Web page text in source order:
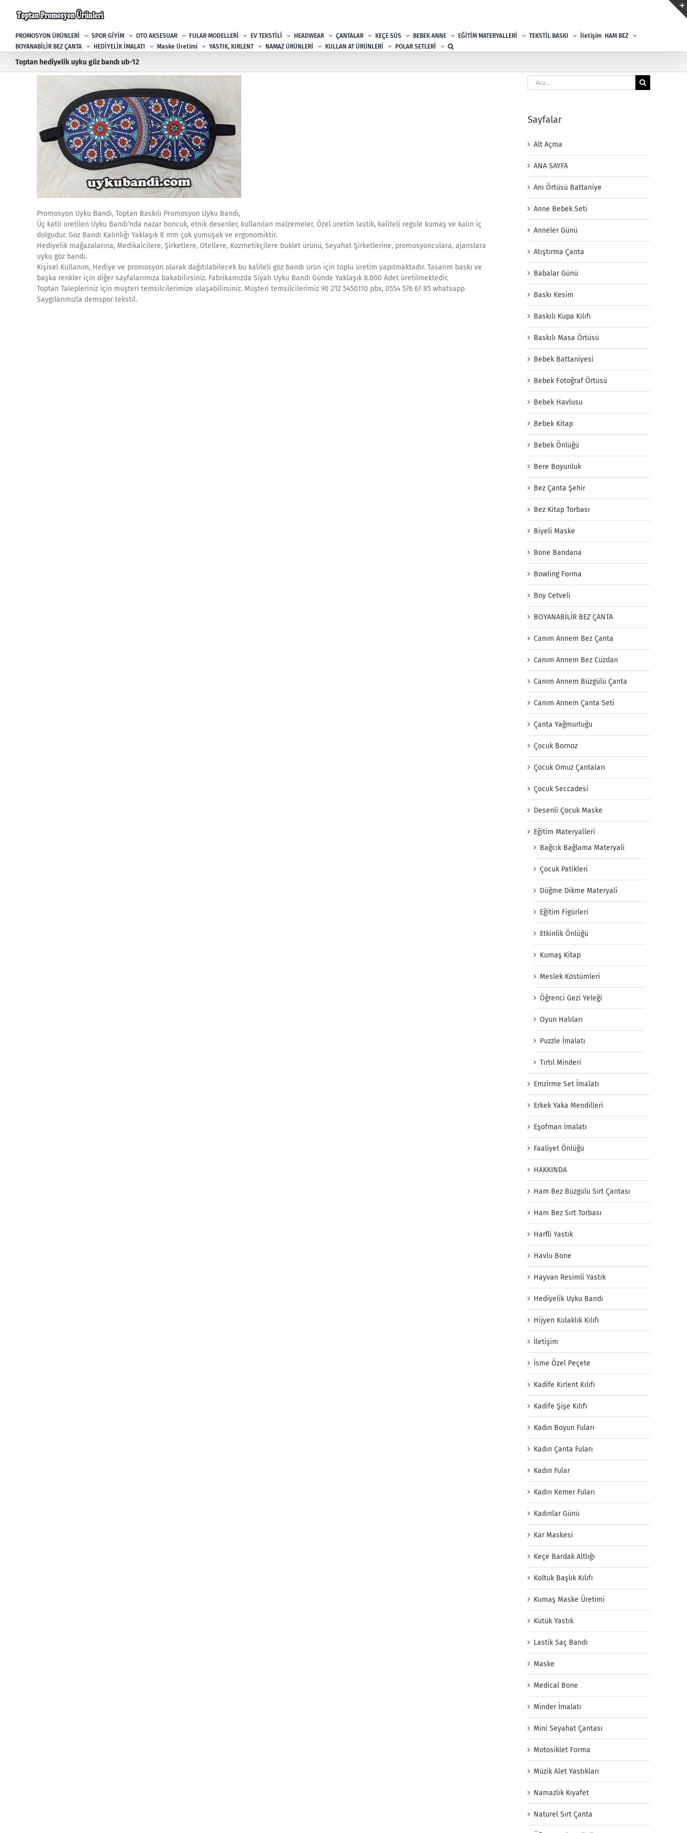
PROMOSYON ÜRÜNLERİ SPOR GİYİM OTO AKSESUAR FULAR MODELLERİ EV TEKSTİLİ HEADWEAR ÇANTALAR KEÇE SÜS BEBEK ANNE EĞİTİM MATERYALLERİ TEKSTİL BASKI İletişim HAM BEZ
BOYANABİLİR BEZ ÇANTA
HEDİYELİK İMALATI Maske Üretimi YASTIK, KIRLENT NAMAZ ÜRÜNLERİ KULLAN AT ÜRÜNLERİ POLAR SETLERİ
Toptan hediyelik uyku göz bandı ub-12
Promosyon Uyku Bandı, Toptan Baskılı Promosyon Uyku Bandı,
Üç katlı üretilen Uyku Bandı‘nda nazar boncuk, etnik desenler, kullanılan malzemeler, Özel üretim lastik, kaliteli regule kumaş ve kalın iç
dolgudur. Göz Bandı Kalınlığı Yaklaşık 8 mm çok yumuşak ve ergonomiktir.
Hediyelik mağazalarına, Medikalcilere, Şirketlere, Otellere, Kozmetikçilere buklet ürünü, Seyahat Şirketlerine, promosyonculara, ajanslara
uyku göz bandı.
Kişisel Kullanım, Hediye ve promosyon olarak dağıtılabilecek bu kaliteli göz bandı ürün için toplu üretim yapılmaktadır. Tasarım baskı ve
başka renkler için diğer sayfalarımıza bakabilirsiniz. Fabrikamızda Siyah Uyku Bandı Günde Yaklaşık 8.000 Adet üretilmektedir.
Toptan Talepleriniz için müşteri temsilcilerimize ulaşabilirsiniz. Müşteri temsilcilerimiz 90 212 5450110 pbx, 0554 576 67 85 whatsapp
Saygılarımızla demspor tekstil.
Ara:
Sayfalar
Alt Açma
ANA SAYFA
Anı Örtüsü Battaniye
Anne Bebek Seti
Anneler Günü
Atıştırma Çanta
Babalar Günü
Baskı Kesim
Baskılı Kupa Kılıfı
Baskılı Masa Örtüsü
Bebek Battaniyesi
Bebek Fotoğraf Örtüsü
Bebek Havlusu
Bebek Kitap
Bebek Önlüğü
Bere Boyunluk
Bez Çanta Şehir
Bez Kitap Torbası
Biyeli Maske
Bone Bandana
Bowling Forma
Boy Cetveli
BOYANABİLİR BEZ ÇANTA
Canım Annem Bez Çanta
Canım Annem Bez Cüzdan
Canım Annem Büzgülü Çanta
Canım Annem Çanta Seti
Çanta Yağmurluğu
Çocuk Bornoz
Çocuk Omuz Çantaları
Çocuk Seccadesi
Desenli Çocuk Maske
Eğitim Materyalleri
Bağcık Bağlama Materyali
Çocuk Patikleri
Düğme Dikme Materyali
Eğitim Figürleri
Etkinlik Önlüğü
Kumaş Kitap
Meslek Köstümleri
Öğrenci Gezi Yeleği
Oyun Halıları
Puzzle İmalatı
Tırtıl Minderi
Emzirme Set İmalatı
Erkek Yaka Mendilleri
Eşofman İmalatı
Faaliyet Önlüğü
HAKKINDA
Ham Bez Büzgülü Sırt Çantası
Ham Bez Sırt Torbası
Harfli Yastık
Havlu Bone
Hayvan Resimli Yastık
Hediyelik Uyku Bandı
Hijyen Kulaklık Kılıfı
İletişim
İsme Özel Peçete
Kadife Kırlent Kılıfı
Kadife Şişe Kılıfı
Kadın Boyun Fuları
Kadın Çanta Fuları
Kadın Fular
Kadın Kemer Fuları
Kadınlar Günü
Kar Maskesi
Keçe Bardak Altlığı
Koltuk Başlık Kılıfı
Kumaş Maske Üretimi
Kütük Yastık
Lastik Saç Bandı
Maske
Medical Bone
Minder İmalatı
Mini Seyahat Çantası
Motosiklet Forma
Müzik Alet Yastıkları
Namazlık Kıyafet
Naturel Sırt Çanta